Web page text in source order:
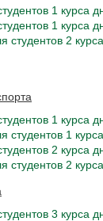
1
1
студентов 2
1 курса
студентов 1
2 курса
студентов 2
3 курса